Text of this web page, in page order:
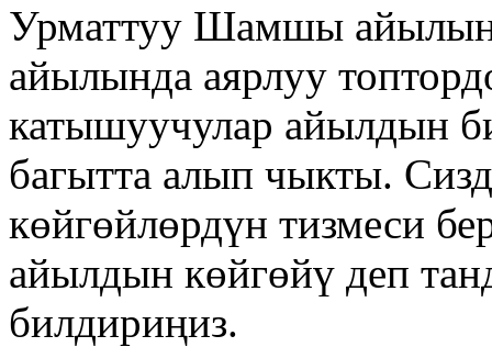
Урматтуу Шамшы
айылында аярлуу
катышуучулар айылдын
багытта алып чыкты.
көйгөйлөрдүн тизмеси
айылдын көйгөйү деп
билдириңиз.